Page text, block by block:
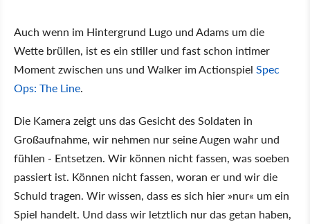
Auch wenn im Hintergrund Lugo und Adams um die
Wette brüllen, ist es ein stiller und fast schon intimer
Moment zwischen uns und Walker im Actionspiel Spec
Ops: The Line.
Die Kamera zeigt uns das Gesicht des Soldaten in
Großaufnahme, wir nehmen nur seine Augen wahr und
fühlen - Entsetzen. Wir können nicht fassen, was soeben
passiert ist. Können nicht fassen, woran er und wir die
Schuld tragen. Wir wissen, dass es sich hier »nur« um ein
Spiel handelt. Und dass wir letztlich nur das getan haben,